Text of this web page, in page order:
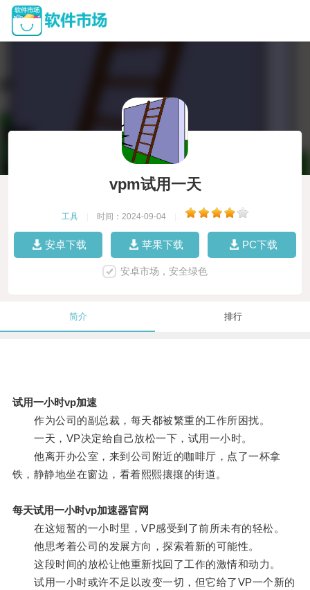
vpm试用一天
工具 时间：2024-09-04
安卓下载 苹果下载 PC下载
安卓市场，安全绿色
简介 排行
试用一小时vp加速
作为公司的副总裁，每天都被繁重的工作所困扰。
一天，VP决定给自己放松一下，试用一小时。
他离开办公室，来到公司附近的咖啡厅，点了一杯拿
铁，静静地坐在窗边，看着熙熙攘攘的街道。
每天试用一小时vp加速器官网
在这短暂的一小时里，VP感受到了前所未有的轻松。
他思考着公司的发展方向，探索着新的可能性。
这段时间的放松让他重新找回了工作的激情和动力。
试用一小时或许不足以改变一切，但它给了VP一个新的